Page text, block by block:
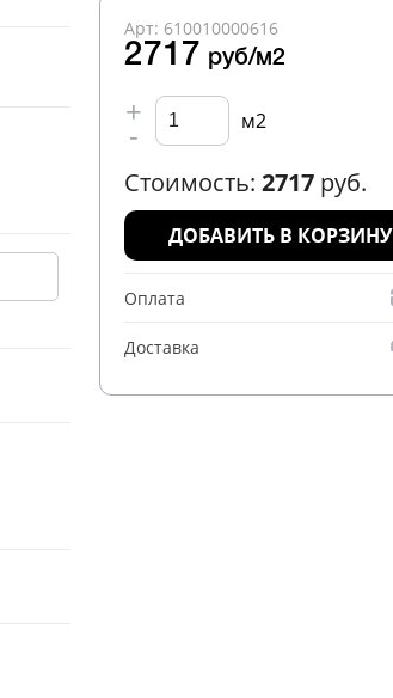
Арт: 610010000616
2717 руб/м2
+
- м2
Стоимость: 2717 руб.
ДОБАВИТЬ В КОРЗИНУ
Оплата
Доставка